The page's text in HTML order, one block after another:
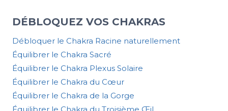
DÉBLOQUEZ VOS CHAKRAS
Débloquer le Chakra Racine naturellement
Équilibrer le Chakra Sacré
Équilibrer le Chakra Plexus Solaire
Équilibrer le Chakra du Cœur
Équilibrer le Chakra de la Gorge